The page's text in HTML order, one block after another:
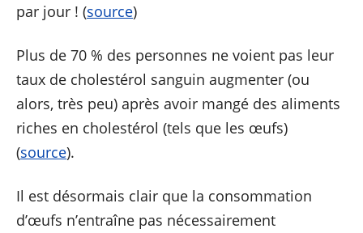
par jour ! (source)
Plus de 70 % des personnes ne voient pas leur
taux de cholestérol sanguin augmenter (ou
alors, très peu) après avoir mangé des aliments
riches en cholestérol (tels que les œufs)
(source).
Il est désormais clair que la consommation
d’œufs n’entraîne pas nécessairement